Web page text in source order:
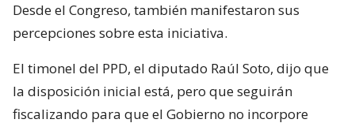
Desde el Congreso, también manifestaron sus
percepciones sobre esta iniciativa.
El timonel del PPD, el diputado Raúl Soto, dijo que
la disposición inicial está, pero que seguirán
fiscalizando para que el Gobierno no incorpore